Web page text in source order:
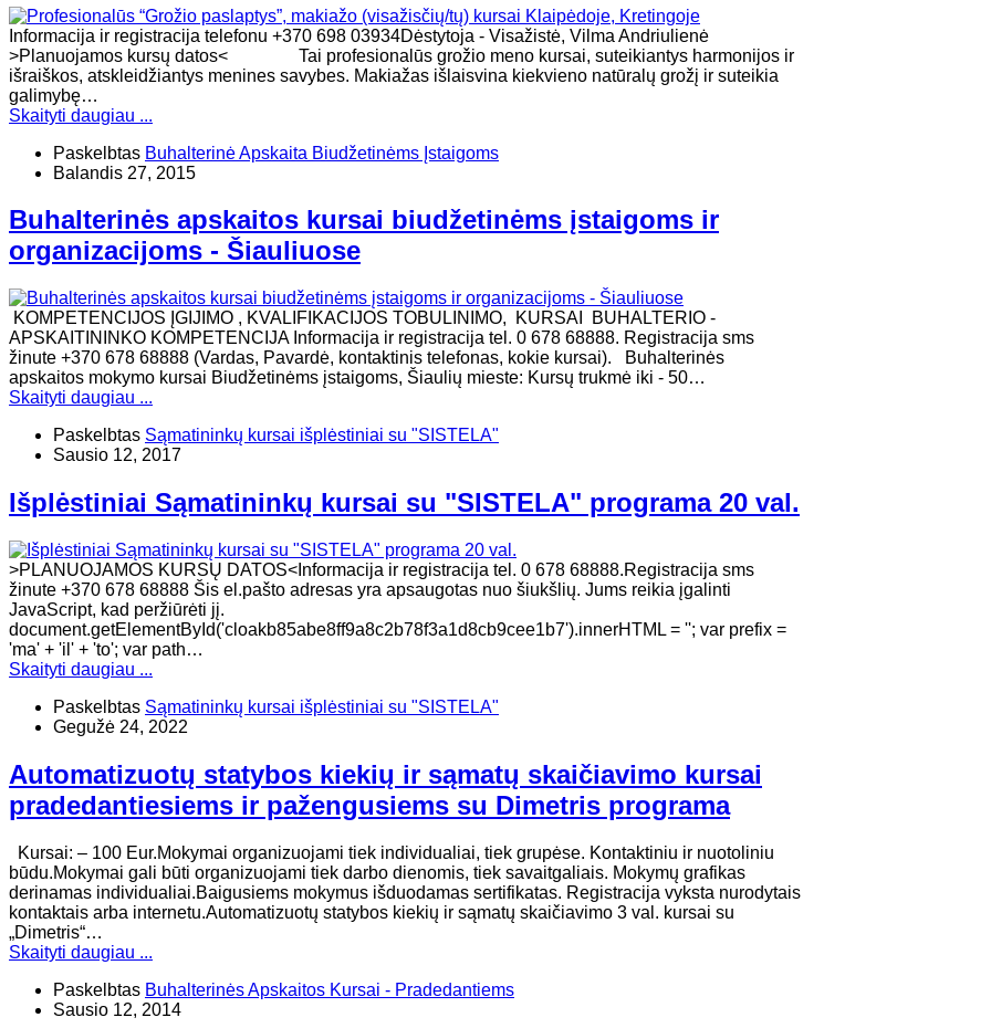
Informacija ir registracija telefonu +370 698 03934Dėstytoja - Visažistė, Vilma Andriulienė
>Planuojamos kursų datos< Tai profesionalūs grožio meno kursai, suteikiantys harmonijos ir
išraiškos, atskleidžiantys menines savybes. Makiažas išlaisvina kiekvieno natūralų grožį ir suteikia
galimybę…
Skaityti daugiau ...
Paskelbtas Buhalterinė Apskaita Biudžetinėms Įstaigoms
Balandis 27, 2015
Buhalterinės apskaitos kursai biudžetinėms įstaigoms ir
organizacijoms - Šiauliuose
KOMPETENCIJOS ĮGIJIMO , KVALIFIKACIJOS TOBULINIMO, KURSAI BUHALTERIO -
APSKAITININKO KOMPETENCIJA Informacija ir registracija tel. 0 678 68888. Registracija sms
žinute +370 678 68888 (Vardas, Pavardė, kontaktinis telefonas, kokie kursai). Buhalterinės
apskaitos mokymo kursai Biudžetinėms įstaigoms, Šiaulių mieste: Kursų trukmė iki - 50…
Skaityti daugiau ...
Paskelbtas Sąmatininkų kursai išplėstiniai su "SISTELA"
Sausio 12, 2017
Išplėstiniai Sąmatininkų kursai su "SISTELA" programa 20 val.
>PLANUOJAMOS KURSŲ DATOS<Informacija ir registracija tel. 0 678 68888.Registracija sms
žinute +370 678 68888 Šis el.pašto adresas yra apsaugotas nuo šiukšlių. Jums reikia įgalinti
JavaScript, kad peržiūrėti jį.
document.getElementById('cloakb85abe8ff9a8c2b78f3a1d8cb9cee1b7').innerHTML = ''; var prefix =
'ma' + 'il' + 'to'; var path…
Skaityti daugiau ...
Paskelbtas Sąmatininkų kursai išplėstiniai su "SISTELA"
Gegužė 24, 2022
Automatizuotų statybos kiekių ir sąmatų skaičiavimo kursai
pradedantiesiems ir pažengusiems su Dimetris programa
Kursai: – 100 Eur.Mokymai organizuojami tiek individualiai, tiek grupėse. Kontaktiniu ir nuotoliniu
būdu.Mokymai gali būti organizuojami tiek darbo dienomis, tiek savaitgaliais. Mokymų grafikas
derinamas individualiai.Baigusiems mokymus išduodamas sertifikatas. Registracija vyksta nurodytais
kontaktais arba internetu.Automatizuotų statybos kiekių ir sąmatų skaičiavimo 3 val. kursai su
„Dimetris“…
Skaityti daugiau ...
Paskelbtas Buhalterinės Apskaitos Kursai - Pradedantiems
Sausio 12, 2014